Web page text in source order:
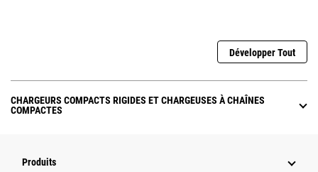
Développer Tout
CHARGEURS COMPACTS RIGIDES ET CHARGEUSES À CHAÎNES
COMPACTES
Produits